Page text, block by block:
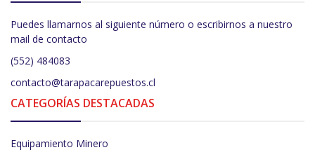
Puedes llamarnos al siguiente número o escribirnos a nuestro
mail de contacto
(552) 484083
contacto@tarapacarepuestos.cl
CATEGORÍAS DESTACADAS
Equipamiento Minero